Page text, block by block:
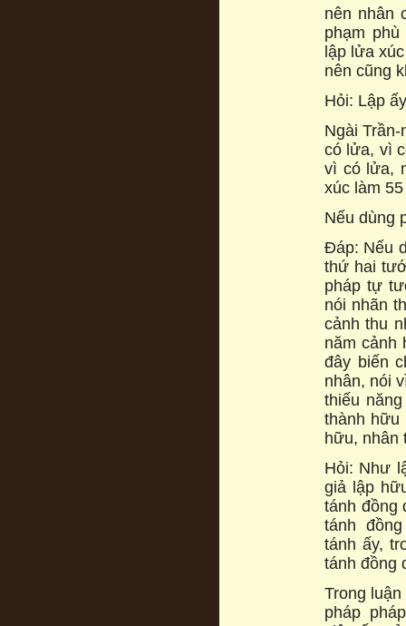
nên nhân
phạm
lập lửa
nên cũng
Hỏi: Lập
Ngài
có lửa, vì
vì có lửa,
xúc làm
Nếu dùng
Đáp: Nếu
thứ hai
pháp tự
nói nhãn
cảnh thu
năm cảnh
đây biến
nhân, nói
thiếu
thành hữu
hữu, nhân
Hỏi: Như
giả lập
tánh đồng
tánh
tánh ấy,
tánh đồng
Trong
pháp